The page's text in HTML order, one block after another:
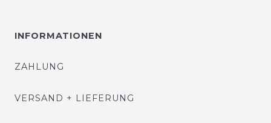
INFORMATIONEN
ZAHLUNG
VERSAND + LIEFERUNG